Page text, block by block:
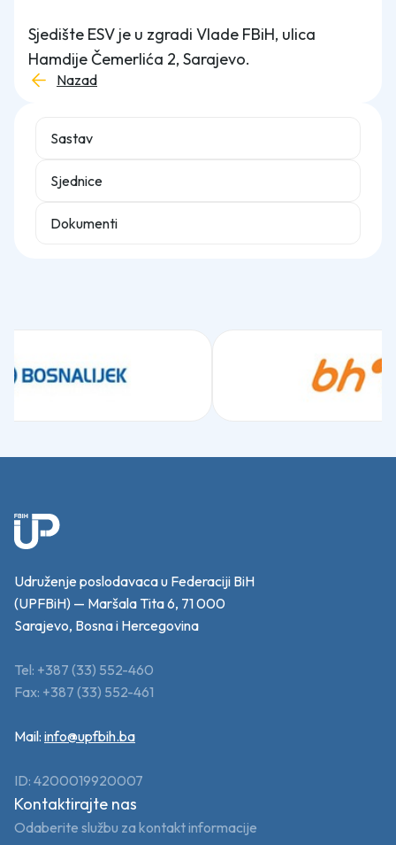
Sastav
Sjednice
Dokumenti
Sjedište ESV je u zgradi Vlade FBiH, ulica
Hamdije Čemerlića 2, Sarajevo.
Nazad
Udruženje poslodavaca u Federaciji BiH
(UPFBiH) — Maršala Tita 6, 71 000
Sarajevo, Bosna i Hercegovina
Tel: +387 (33) 552-460
Fax: +387 (33) 552-461
Mail: info@upfbih.ba
ID: 4200019920007
Kontaktirajte nas
Odaberite službu za kontakt informacije